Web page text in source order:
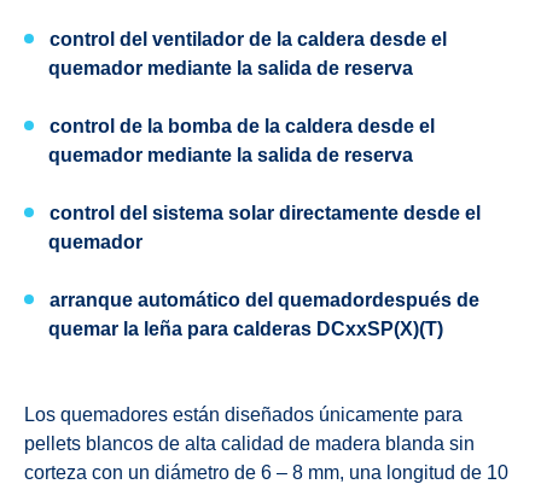
control del ventilador de la caldera desde el
quemador mediante la salida de reserva
control de la bomba de la caldera desde el
quemador mediante la salida de reserva
control del sistema solar directamente desde el
quemador
arranque automático del quemadordespués de
quemar la leña para calderas DCxxSP(X)(T)
Los quemadores están diseñados únicamente para
pellets blancos de alta calidad de madera blanda sin
corteza con un diámetro de 6 – 8 mm, una longitud de 10